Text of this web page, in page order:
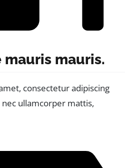
mauris.
consectetur adipiscing
ullamcorper mattis,